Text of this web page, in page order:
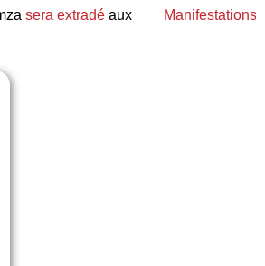
ADJUST COLORS
sera extradéaux
Manifestations